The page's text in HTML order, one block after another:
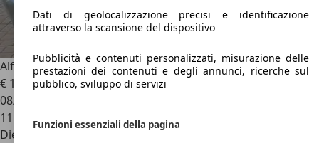
Alfa Romeo Stelvio2.2 Turbodiesel 190 CV AT8 Q4 Business
€ 15.990
08/2019
111.000 km
Diesel
Dati di geolocalizzazione precisi e identificazione
attraverso la scansione del dispositivo
Pubblicità e contenuti personalizzati, misurazione delle
prestazioni dei contenuti e degli annunci, ricerche sul
pubblico, sviluppo di servizi
Funzioni essenziali della pagina